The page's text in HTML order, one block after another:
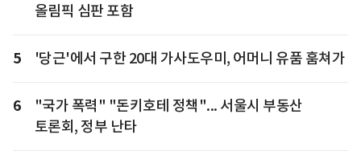
올림픽 심판 포함
5 '당근'에서 구한 20대 가사도우미, 어머니 유품 훔쳐가
6
"국가 폭력" "돈키호테 정책"... 서울시 부동산
토론회, 정부 난타